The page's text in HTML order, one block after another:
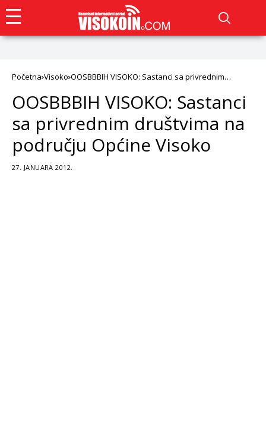
Početna Visoko OOSBBBIH VISOKO: Sastanci sa privrednim
OOSBBBIH VISOKO: Sastanci
sa privrednim društvima na
području Općine Visoko
27. JANUARA 2012.